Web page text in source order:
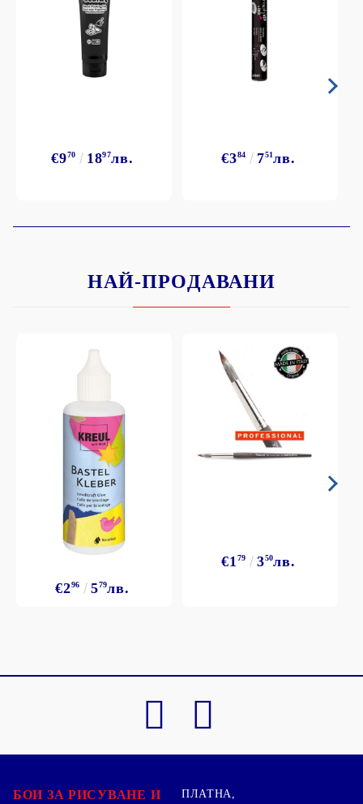
€970 1897лв. €384 751лв.
НАЙ-ПРОДАВАНИ
€296 579лв.
€1 79 350лв.
БОИ ЗА РИСУВАНЕ И
ПЛАТНА,